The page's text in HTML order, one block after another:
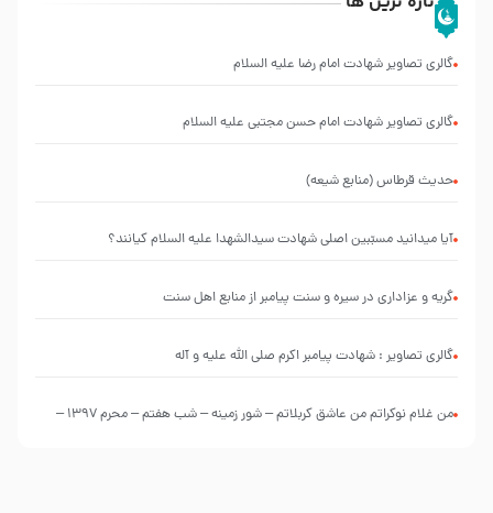
گالری تصاویر شهادت امام رضا علیه السلام
گالری تصاویر شهادت امام حسن مجتبی علیه السلام
حدیث قرطاس (منابع شیعه)
آیا میدانید مسبّبین اصلی شهادت سیدالشهدا علیه ‌السلام کیانند؟
گریه و عزاداری در سیره و سنت پیامبر از منابع اهل سنت
گالری تصاویر : شهادت پیامبر اکرم صلی الله علیه و آله
من غلام نوکراتم من عاشق کربلاتم – شور زمینه – شب هفتم – محرم 1397 –